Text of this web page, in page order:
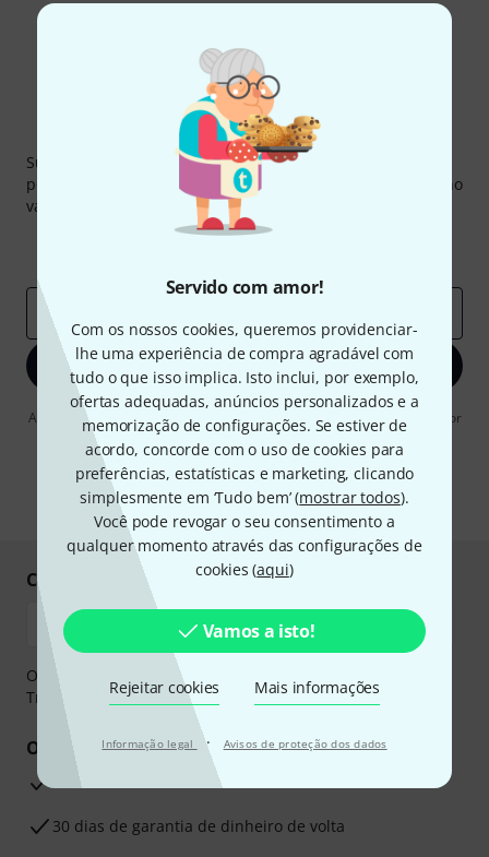
Servido com amor!
Com os nossos cookies, queremos providenciar-
lhe uma experiência de compra agradável com
tudo o que isso implica. Isto inclui, por exemplo,
ofertas adequadas, anúncios personalizados e a
memorização de configurações. Se estiver de
acordo, concorde com o uso de cookies para
preferências, estatísticas e marketing, clicando
simplesmente em ‘Tudo bem’ (mostrar todos).
Você pode revogar o seu consentimento a
qualquer momento através das configurações de
cookies (aqui)
Vamos a isto!
Rejeitar cookies Mais informações
Informação legal · Avisos de proteção dos dados
Newsletter Thomann
Subscreva a Newsletter da Thomann em inglês e com um
pouco de sorte você poderá ganhar um dos
no
valor de
Contribuições inspiradoras
Endereço de e-mail
Inscreva-se agora
Ao clicar em "Inscreva-se agora", concordo em receber publicidade por
e-mail. Posso cancelar a assinatura a qualquer momento. Você pode
encontrar mais informações sobre a newsletter na nossadiretriz de
proteção de dados.
* Requeridos
Compre e pague em segurança
O pagamento pode ser feito de forma segura através de
Transferência bancária, PayPal ou Cartão de crédito.
Os seus benefícios
Garantia Thomann de 3 anos
30 dias de garantia de dinheiro de volta